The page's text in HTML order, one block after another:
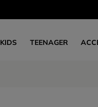
KIDS TEENAGER